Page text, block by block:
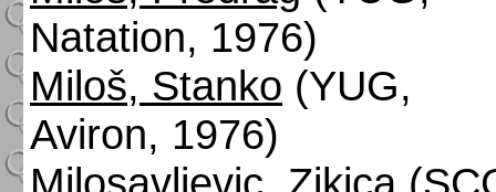
Natation, 1976)
Miloš, Stanko (YUG,
Aviron, 1976)
Milosavljevic, Zikica